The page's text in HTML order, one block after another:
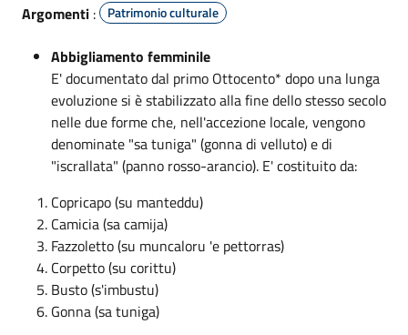
Argomenti : Patrimonio culturale
Abbigliamento femminile
E' documentato dal primo Ottocento* dopo una lunga
evoluzione si è stabilizzato alla fine dello stesso secolo
nelle due forme che, nell'accezione locale, vengono
denominate "sa tuniga" (gonna di velluto) e di
"iscrallata" (panno rosso-arancio). E' costituito da:
Copricapo (su manteddu)
Camicia (sa camija)
Fazzoletto (su muncaloru 'e pettorras)
Corpetto (su corittu)
Busto (s'imbustu)
Gonna (sa tuniga)